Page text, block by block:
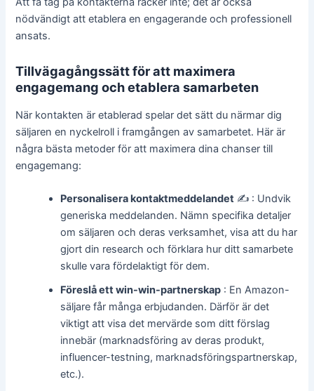
nödvändigt att etablera en engagerande och professionell
ansats.
Tillvägagångssätt för att maximera
engagemang och etablera samarbeten
När kontakten är etablerad spelar det sätt du närmar dig
säljaren en nyckelroll i framgången av samarbetet. Här är
några bästa metoder för att maximera dina chanser till
engagemang:
Personalisera kontaktmeddelandet ✍️ : Undvik
generiska meddelanden. Nämn specifika detaljer
om säljaren och deras verksamhet, visa att du har
gjort din research och förklara hur ditt samarbete
skulle vara fördelaktigt för dem.
Föreslå ett win-win-partnerskap : En Amazon-
säljare får många erbjudanden. Därför är det
viktigt att visa det mervärde som ditt förslag
innebär (marknadsföring av deras produkt,
influencer-testning, marknadsföringspartnerskap,
etc.).